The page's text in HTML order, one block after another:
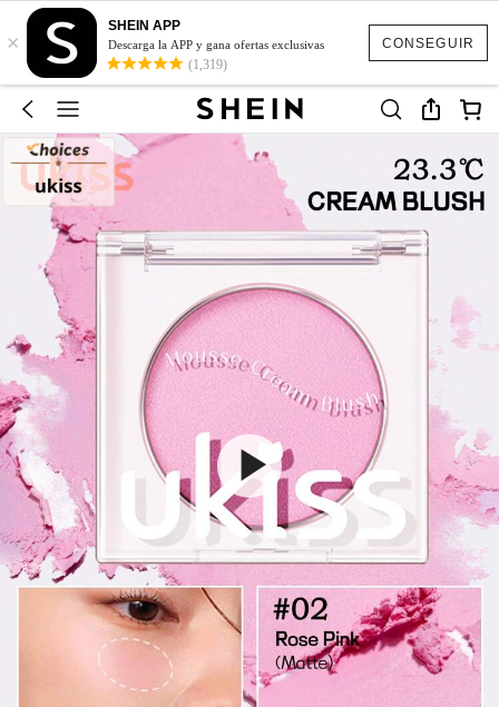
CONSEGUIR
×
SHEIN APP
Descarga la APP y gana ofertas exclusivas
(1,319)